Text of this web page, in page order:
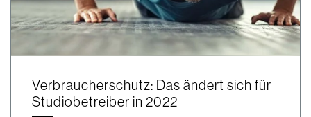
Verbraucherschutz: Das ändert sich für
Studiobetreiber in 2022